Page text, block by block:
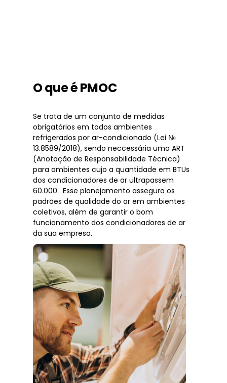
O que é PMOC
Se trata de um conjunto de medidas
obrigatórios em todos ambientes
refrigerados por ar-condicionado (Lei №
13.8589/2018), sendo neccessária uma ART
(Anotação de Responsabilidade Técnica)
para ambientes cujo a quantidade em BTUs
dos condicionadores de ar ultrapassem
60.000. Esse planejamento assegura os
padrões de qualidade do ar em ambientes
coletivos, além de garantir o bom
funcionamento dos condicionadores de ar
da sua empresa.